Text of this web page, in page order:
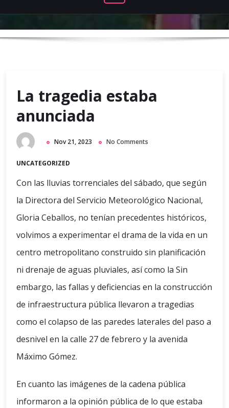
La tragedia estaba
anunciada
Nov 21, 2023 No Comments
UNCATEGORIZED
Con las lluvias torrenciales del sábado, que según
la Directora del Servicio Meteorológico Nacional,
Gloria Ceballos, no tenían precedentes históricos,
volvimos a experimentar el drama de la vida en un
centro metropolitano construido sin planificación
ni drenaje de aguas pluviales, así como la Sin
embargo, las fallas y deficiencias en la construcción
de infraestructura pública llevaron a tragedias
como el colapso de las paredes laterales del paso a
desnivel en la calle 27 de febrero y la avenida
Máximo Gómez.
En cuanto las imágenes de la cadena pública
informaron a la opinión pública de lo que estaba